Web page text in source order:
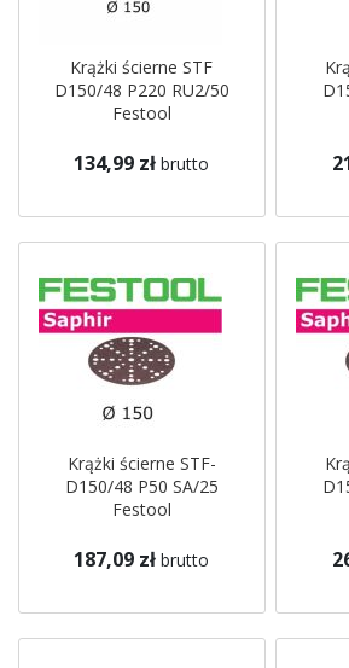
Krążki ścierne STF
D150/48 P220 RU2/50
Festool
134,99 zł brutto
Krążki ścierne STF-
D150/48 P50 SA/25
Festool
187,09 zł brutto